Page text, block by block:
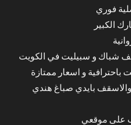
فوري
الكبير
شباك و سبيليت في الكويت
و اسعار ممتازة
بايدي صباغ هندي
على موقعي